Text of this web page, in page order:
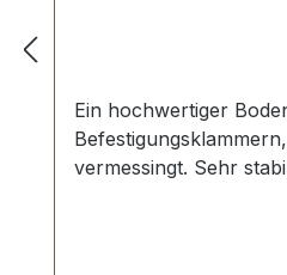
Ein hochwertiger
vermessingt. Sehr